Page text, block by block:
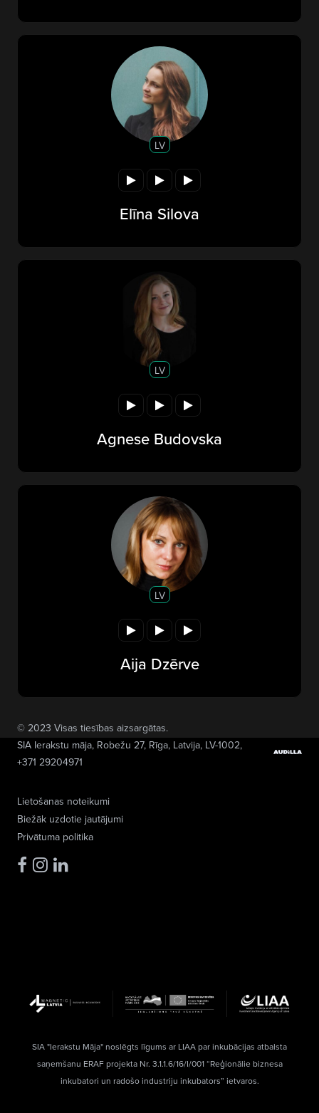
LV
Elīna Silova
LV
Agnese Budovska
LV
Aija Dzērve
Lietošanas noteikumi
Biežāk uzdotie jautājumi
Privātuma politika
© 2023 Visas tiesības aizsargātas.
SIA Ierakstu māja, Robežu 27, Rīga, Latvija, LV-1002,
+371 29204971
SIA "Ierakstu Māja" noslēgts līgums ar LIAA par inkubācijas atbalsta
saņemšanu ERAF projekta Nr. 3.1.1.6/16/I/001 “Reģionālie biznesa
inkubatori un radošo industriju inkubators” ietvaros.